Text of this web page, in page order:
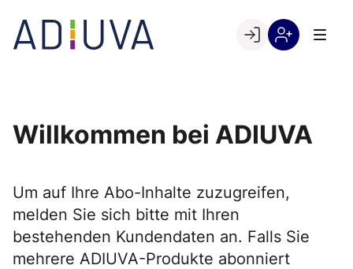
content
Go to landing page.
Willkommen bei ADIUVA
Um auf Ihre Abo-Inhalte zuzugreifen,
melden Sie sich bitte mit Ihren
bestehenden Kundendaten an. Falls Sie
mehrere ADIUVA-Produkte abonniert